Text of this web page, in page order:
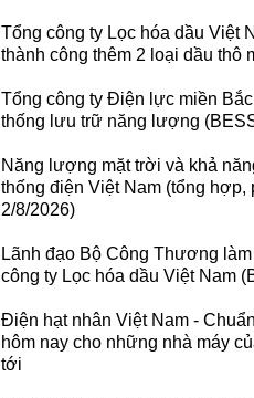
Tổng công ty Lọc hóa dầu Việt
thành công thêm 2 loại dầu thô
Tổng công ty Điện lực miền
thống lưu trữ năng lượng
Năng lượng mặt trời và khả
thống điện Việt Nam (tổng hợp,
2/8/2026)
Lãnh đạo Bộ Công Thương
công ty Lọc hóa dầu Việt Nam
Điện hạt nhân Việt Nam -
hôm nay cho những nhà máy
tới